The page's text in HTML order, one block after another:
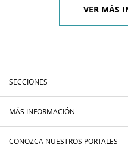
VER MÁS
SECCIONES
MÁS INFORMACIÓN
CONOZCA NUESTROS PORTALES